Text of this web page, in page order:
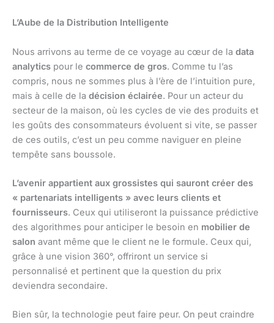
L’Aube de la Distribution Intelligente
Nous arrivons au terme de ce voyage au cœur de la data
analytics pour le commerce de gros. Comme tu l’as
compris, nous ne sommes plus à l’ère de l’intuition pure,
mais à celle de la décision éclairée. Pour un acteur du
secteur de la maison, où les cycles de vie des produits et
les goûts des consommateurs évoluent si vite, se passer
de ces outils, c’est un peu comme naviguer en pleine
tempête sans boussole.
L’avenir appartient aux grossistes qui sauront créer des
« partenariats intelligents » avec leurs clients et
fournisseurs. Ceux qui utiliseront la puissance prédictive
des algorithmes pour anticiper le besoin en mobilier de
salon avant même que le client ne le formule. Ceux qui,
grâce à une vision 360°, offriront un service si
personnalisé et pertinent que la question du prix
deviendra secondaire.
Bien sûr, la technologie peut faire peur. On peut craindre